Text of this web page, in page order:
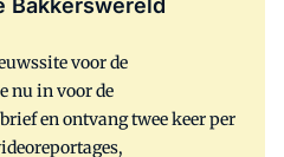
van Europa zijn én blijven',
Peter van den Berg. Hoe wil hij
Bakkerswereld
voor de
nu in voor de
en ontvang twee keer per